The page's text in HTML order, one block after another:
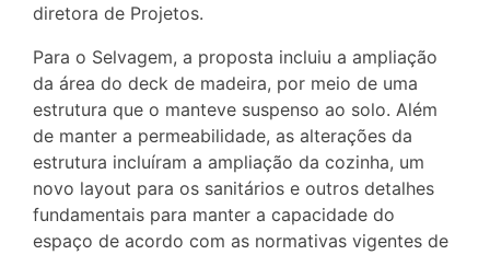
diretora de Projetos.
Para o Selvagem, a proposta incluiu a ampliação
da área do deck de madeira, por meio de uma
estrutura que o manteve suspenso ao solo. Além
de manter a permeabilidade, as alterações da
estrutura incluíram a ampliação da cozinha, um
novo layout para os sanitários e outros detalhes
fundamentais para manter a capacidade do
espaço de acordo com as normativas vigentes de